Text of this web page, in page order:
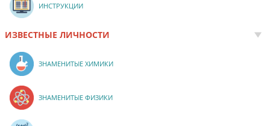
ИНСТРУКЦИИ
ИЗВЕСТНЫЕ ЛИЧНОСТИ
ЗНАМЕНИТЫЕ ХИМИКИ
ЗНАМЕНИТЫЕ ФИЗИКИ